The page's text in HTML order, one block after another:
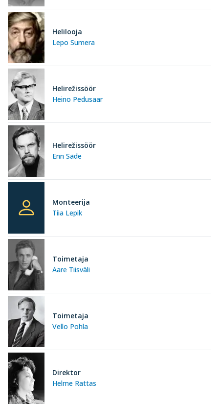
Lepo Sumera
Helilooja
Heino Pedusaar
Helirežissöör
Enn Säde
Helirežissöör
Tiia Lepik
Monteerija
Aare Tiisväli
Toimetaja
Vello Pohla
Toimetaja
Helme Rattas
Direktor